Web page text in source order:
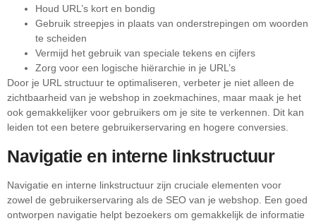
Houd URL’s kort en bondig
Gebruik streepjes in plaats van onderstrepingen om woorden
te scheiden
Vermijd het gebruik van speciale tekens en cijfers
Zorg voor een logische hiërarchie in je URL’s
Door je URL structuur te optimaliseren, verbeter je niet alleen de
zichtbaarheid van je webshop in zoekmachines, maar maak je het
ook gemakkelijker voor gebruikers om je site te verkennen. Dit kan
leiden tot een betere gebruikerservaring en hogere conversies.
Navigatie en interne linkstructuur
Navigatie en interne linkstructuur zijn cruciale elementen voor
zowel de gebruikerservaring als de SEO van je webshop. Een goed
ontworpen navigatie helpt bezoekers om gemakkelijk de informatie